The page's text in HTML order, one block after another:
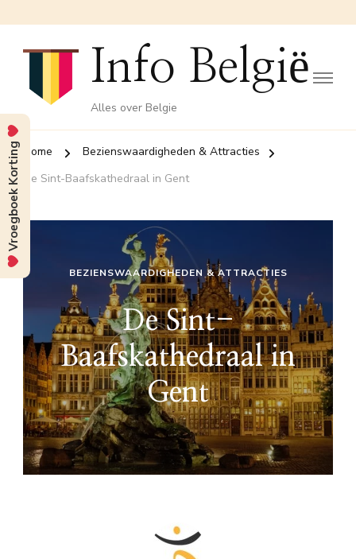
Info België
Alles over Belgie
Home
Bezienswaardigheden & Attracties
De Sint-Baafskathedraal in Gent
BEZIENSWAARDIGHEDEN & ATTRACTIES
De Sint-
Baafskathedraal in
Gent
Vroegboek Korting